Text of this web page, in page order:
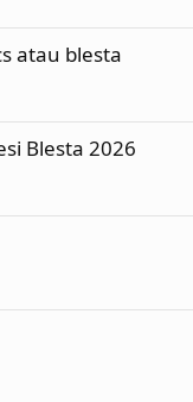
atau blesta
Blesta 2026